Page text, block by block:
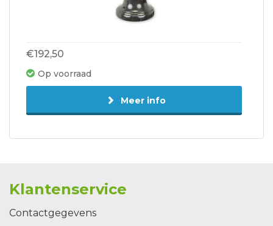
€192,50
Op voorraad
Meer info
Klantenservice
Contactgegevens